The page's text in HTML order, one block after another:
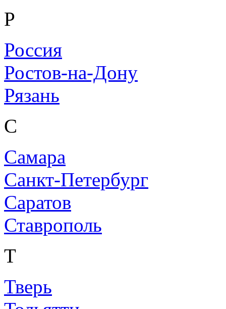
Р
Россия
Ростов-на-Дону
Рязань
С
Самара
Санкт-Петербург
Саратов
Ставрополь
Т
Тверь